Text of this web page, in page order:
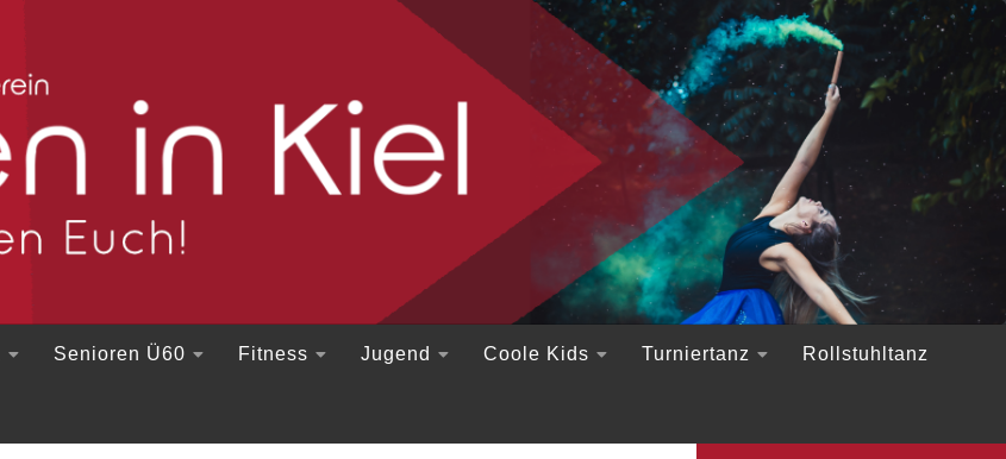
Senioren Ü60 Fitness Jugend Coole Kids Turniertanz Rollstuhltanz